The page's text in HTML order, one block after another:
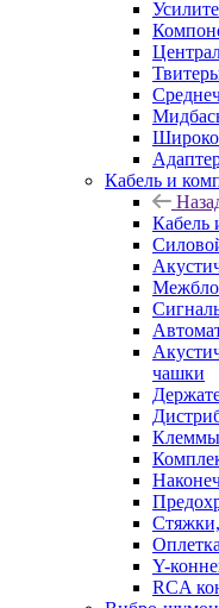
Кабель и
Кабель
чашки
Клеммы
Y-
RCA